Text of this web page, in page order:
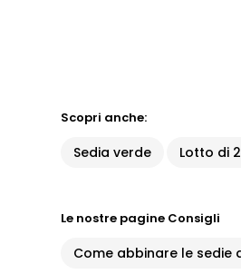
Scopri anche:
Sedia verde Lotto di
Le nostre pagine Consigli
Come abbinare le sedie